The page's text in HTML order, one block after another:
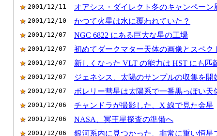
2001/12/11 オアシス・ダイレクト冬のキャンペーン
2001/12/10 かつて火星は水に覆われていた？
2001/12/07 NGC 6822 にある巨大な星の工場
2001/12/07 初めてダークマター天体の画像とスペク
2001/12/07 新しくなった VLT の能力は HST にも匹
2001/12/07 ジェネシス、太陽のサンプルの収集を開
2001/12/07 ボレリー彗星は太陽系で一番黒っぽい天
2001/12/06 チャンドラが撮影した、X 線で見た金星
2001/12/06 NASA、冥王星探査の準備へ
2001/12/06 銀河系内に見つかった、非常に重い恒星